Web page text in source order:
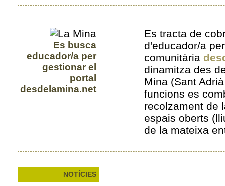
Es busca
educador/a per
gestionar el
portal
desdelamina.net
Es tracta de
d'educador/a
comunitària
dinamitza des
Mina (Sant
funcions es
recolzament de
espais oberts
de la mateixa
NOTÍCIES